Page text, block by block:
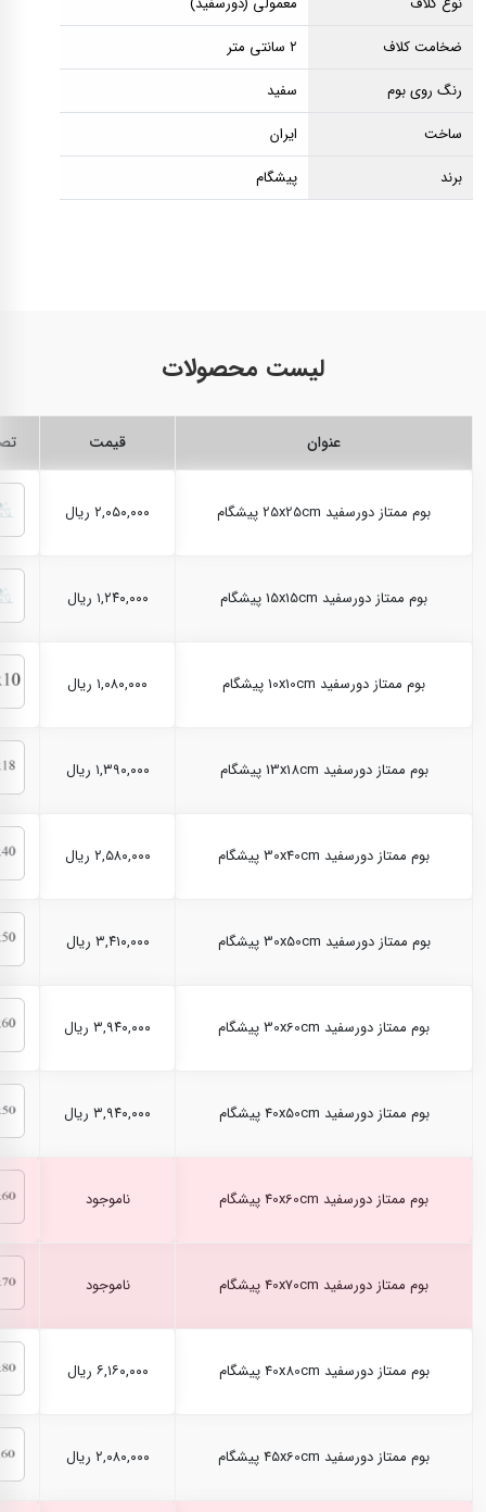
ضخامت کلاف
۲ سانتی متر
رنگ روی بوم
سفید
ساخت
ایران
برند
پیشگام
لیست محصولات
عنوان قیمت
بوم ممتاز دورسفید 25x25cm پیشگام ۲,۰۵۰,۰۰۰ ریال
بوم ممتاز دورسفید 15x15cm پیشگام ۱,۲۴۰,۰۰۰ ریال
بوم ممتاز دورسفید 10x10cm پیشگام ۱,۰۸۰,۰۰۰ ریال
بوم ممتاز دورسفید 13x18cm پیشگام ۱,۳۹۰,۰۰۰ ریال
بوم ممتاز دورسفید 30x40cm پیشگام ۲,۵۸۰,۰۰۰ ریال
بوم ممتاز دورسفید 30x50cm پیشگام ۳,۴۱۰,۰۰۰ ریال
بوم ممتاز دورسفید 30x60cm پیشگام ۳,۹۴۰,۰۰۰ ریال
بوم ممتاز دورسفید 40x50cm پیشگام ۳,۹۴۰,۰۰۰ ریال
بوم ممتاز دورسفید 40x60cm پیشگام ناموجود
بوم ممتاز دورسفید 40x70cm پیشگام ناموجود
بوم ممتاز دورسفید 40x80cm پیشگام ۶,۱۶۰,۰۰۰ ریال
بوم ممتاز دورسفید 45x60cm پیشگام ۲,۰۸۰,۰۰۰ ریال